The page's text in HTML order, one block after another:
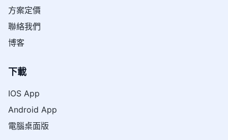
方案定價
聯絡我們
博客
下載
IOS App
Android App
電腦桌面版